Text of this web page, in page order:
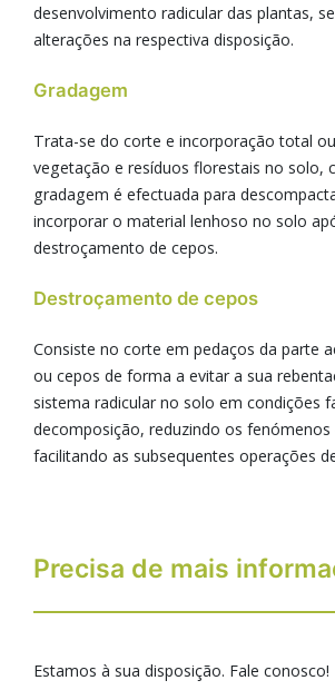
desenvolvimento radicular das plantas,
alterações na respectiva disposição.
Gradagem
Trata-se do corte e incorporação total
vegetação e resíduos florestais no solo,
gradagem é efectuada para
incorporar o material lenhoso no solo
destroçamento de cepos.
Destroçamento de cepos
Consiste no corte em pedaços da parte
ou cepos de forma a evitar a sua
sistema radicular no solo em condições
decomposição, reduzindo os fenómenos
facilitando as subsequentes operações
Precisa de mais
Estamos à sua disposição. Fale conosco!